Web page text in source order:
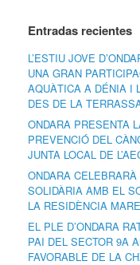
Entradas recientes
L’ESTIU JOVE
UNA GRAN
AQUÀTICA A DÉNIA I
DES DE LA
ONDARA PRESENTA
PREVENCIÓ DEL
JUNTA LOCAL DE
ONDARA
SOLIDÀRIA AMB EL
LA RESIDÈNCIA
EL PLE D’ONDARA
PAI DEL SECTOR 9A
FAVORABLE DE LA